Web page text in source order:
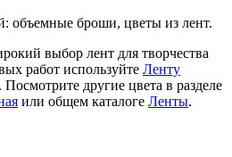
объемные броши, цветы из лент.
выбор лент для творчества
работ используйте Ленту
. Посмотрите другие цвета в разделе
или общем каталоге Ленты.